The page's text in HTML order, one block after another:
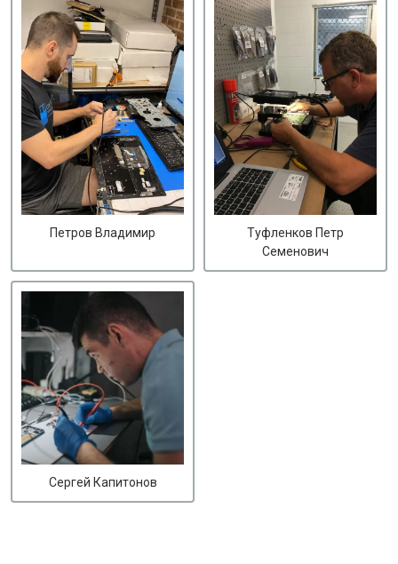
Петров Владимир
Туфленков Петр
Семенович
Сергей Капитонов